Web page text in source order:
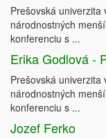
Prešovská
národnostných
konferenciu s ...
Erika Godlová -
Prešovská
národnostných
konferenciu s ...
Jozef Ferko